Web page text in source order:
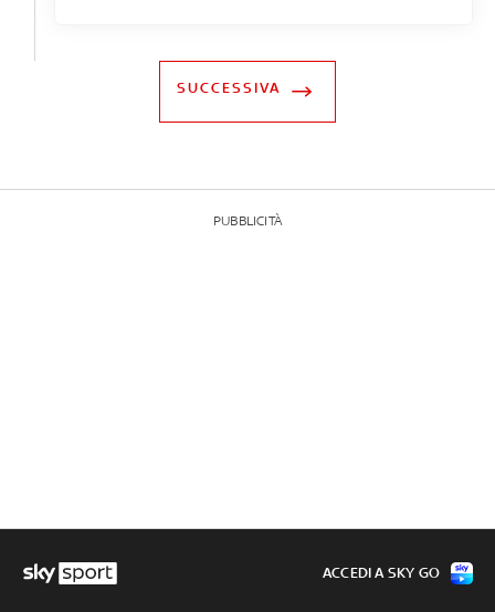
SUCCESSIVA
PUBBLICITÀ
ACCEDI A SKY GO